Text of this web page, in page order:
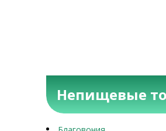
Непищевые